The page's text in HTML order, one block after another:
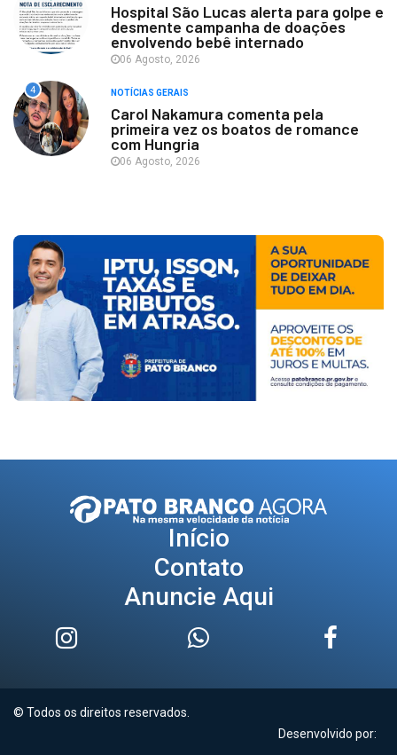
Hospital São Lucas alerta para golpe e
desmente campanha de doações
envolvendo bebê internado
06 Agosto, 2026
4 NOTÍCIAS GERAIS
Carol Nakamura comenta pela
primeira vez os boatos de romance
com Hungria
06 Agosto, 2026
Início
Contato
Anuncie Aqui
© Todos os direitos reservados.
Desenvolvido por: